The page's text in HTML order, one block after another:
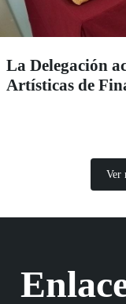
La Delegación
Artísticas de
Ver